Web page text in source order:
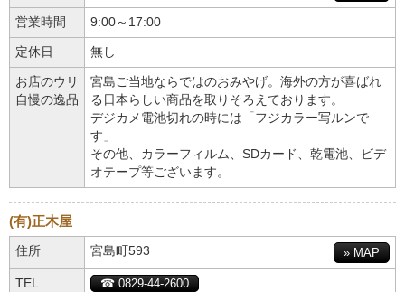
営業時間 9:00～17:00
定休日 無し
お店のウリ
自慢の逸品
宮島ご当地ならではのおみやげ。海外の方が喜ばれ
る日本らしい商品を取りそろえております。
デジカメ電池切れの時には「フジカラー写ルンで
す」
その他、カラーフィルム、SDカード、乾電池、ビデ
オテープ等ございます。
(有)正木屋
住所 » MAP
宮島町593
TEL ☎ 0829-44-2600